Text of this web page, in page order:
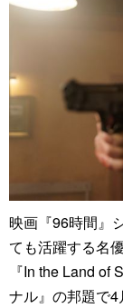
映画『96時間』
ても活躍する名
『In the Land of
ナル』の邦題で